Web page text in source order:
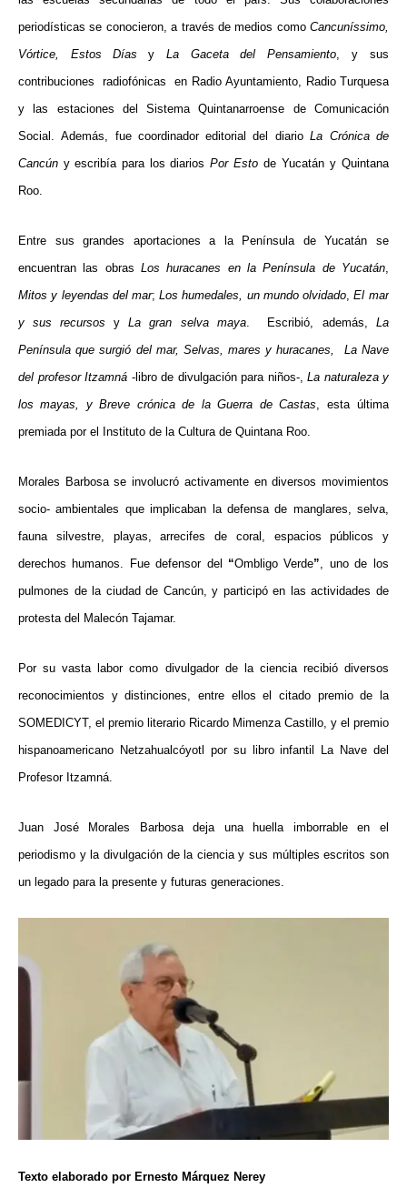
periodísticas se conocieron, a través de medios como Cancuníssimo,
Vórtice, Estos Días y La Gaceta del Pensamiento , y sus
contribuciones radiofónicas en Radio Ayuntamiento, Radio Turquesa
y las estaciones del Sistema Quintanarroense de Comunicación
Social. Además, fue coordinador editorial del diario La Crónica de
Cancún y escribía para los diarios Por Esto de Yucatán y Quintana
Roo.
Entre sus grandes aportaciones a la Península de Yucatán se
encuentran las obras Los huracanes en la Península de Yucatán
Mitos y leyendas del mar; Los humedales, un mundo olvidado El mar
y sus recursos y La gran selva maya . Escribió, además, La
Península que surgió del mar, Selvas, mares y huracanes, La Nave
del profesor Itzamná -libro de divulgación para niños-, La naturaleza y
los mayas, y Breve crónica de la Guerra de Castas , esta última
premiada por el Instituto de la Cultura de Quintana Roo.
Morales Barbosa se involucró activamente en diversos movimientos
socio- ambientales que implicaban la defensa de manglares, selva,
fauna silvestre, playas, arrecifes de coral, espacios públicos y
derechos humanos. Fue defensor del “Ombligo Verde” , uno de los
pulmones de la ciudad de Cancún, y participó en las actividades de
protesta del Malecón Tajamar.
Por su vasta labor como divulgador de la ciencia recibió diversos
reconocimientos y distinciones, entre ellos el citado premio de la
SOMEDICYT, el premio literario Ricardo Mimenza Castillo, y el premio
hispanoamericano Netzahualcóyotl por su libro infantil La Nave del
Profesor Itzamná.
Juan José Morales Barbosa deja una huella imborrable en el
periodismo y la divulgación de la ciencia y sus múltiples escritos son
un legado para la presente y futuras generaciones.
Texto elaborado por Ernesto Márquez Nerey